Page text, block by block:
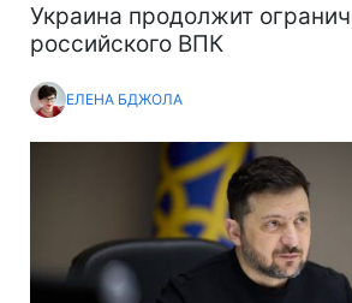
Украина продолжит
российского ВПК
ЕЛЕНА БДЖОЛА